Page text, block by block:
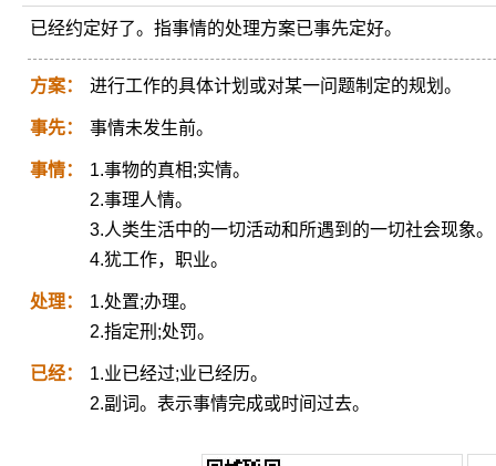
已经约定好了。指事情的处理方案已事先定好。
方案： 进行工作的具体计划或对某一问题制定的规划。
事先： 事情未发生前。
事情：
1.事物的真相;实情。
2.事理人情。
3.人类生活中的一切活动和所遇到的一切社会现象。
4.犹工作，职业。
处理：
1.处置;办理。
2.指定刑;处罚。
已经：
1.业已经过;业已经历。
2.副词。表示事情完成或时间过去。